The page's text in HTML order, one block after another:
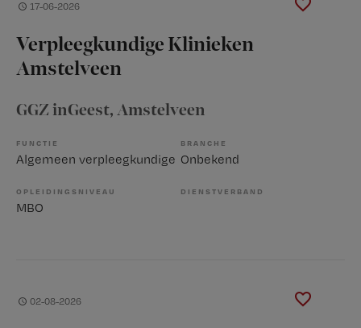
17-06-2026
Verpleegkundige Klinieken
Amstelveen
GGZ inGeest, Amstelveen
FUNCTIE
Algemeen verpleegkundige
BRANCHE
Onbekend
OPLEIDINGSNIVEAU
MBO
DIENSTVERBAND
02-08-2026